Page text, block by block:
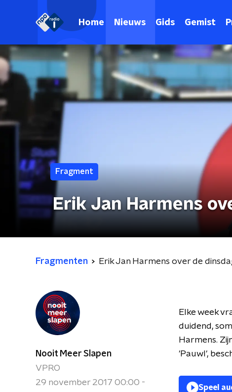
Home Nieuws Gids Gemist
Fragment
Erik Jan Harmens
Fragmenten Erik Jan Harmens over de
Nooit Meer Slapen
VPRO
29 november 2017 00:00 -
Elke week
duidend,
Harmens.
'Pauwl',
Speel